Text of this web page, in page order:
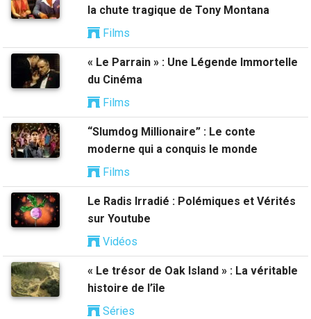
la chute tragique de Tony Montana
Films
« Le Parrain » : Une Légende Immortelle
du Cinéma
Films
“Slumdog Millionaire” : Le conte
moderne qui a conquis le monde
Films
Le Radis Irradié : Polémiques et Vérités
sur Youtube
Vidéos
« Le trésor de Oak Island » : La véritable
histoire de l’île
Séries